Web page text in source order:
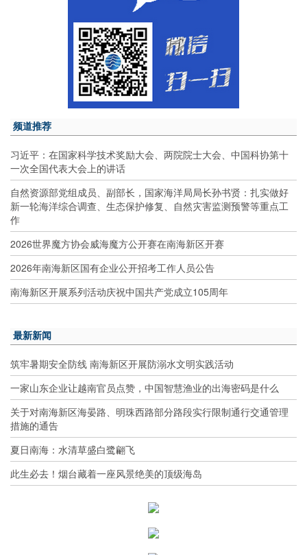
频道推荐
习近平：在国家科学技术奖励大会、两院院士大会、中国科协第十
一次全国代表大会上的讲话
自然资源部党组成员、副部长，国家海洋局局长孙书贤：扎实做好
新一轮海洋综合调查、生态保护修复、自然灾害监测预警等重点工
作
2026世界魔方协会威海魔方公开赛在南海新区开赛
2026年南海新区国有企业公开招考工作人员公告
南海新区开展系列活动庆祝中国共产党成立105周年
最新新闻
筑牢暑期安全防线 南海新区开展防溺水文明实践活动
一家山东企业让越南官员点赞，中国智慧渔业的出海密码是什么
关于对南海新区海晏路、明珠西路部分路段实行限制通行交通管理
措施的通告
夏日南海：水清草盛白鹭翩飞
此生必去！烟台藏着一座风景绝美的顶级海岛